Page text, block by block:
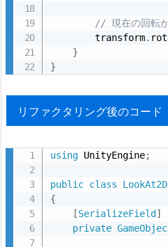
2.
4.
リ
フ
ァ
ク
タ
ン
の
ポ
ン
/// <summary>
/// 現在の角度から
/// </summary>
/// <param
/// <returns>新し
float
}
// 現在の回転か
        transform
.
}
}
リファクタリング後のコード
using UnityEngine;
{
private GameObject
using UnityEngine;
public class LookAt2D
{
[SerializeField ]
private